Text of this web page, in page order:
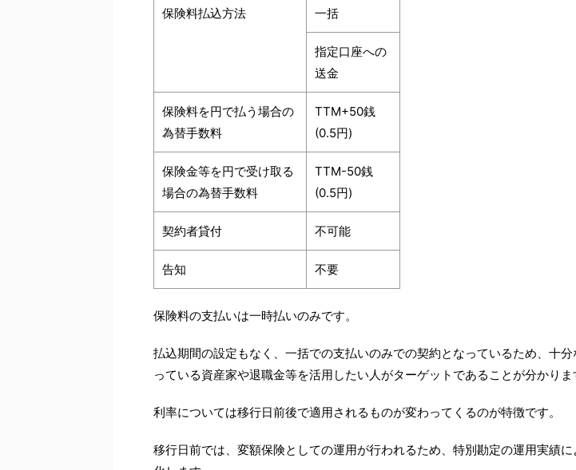
保険料払込方法 一括
指定口座への
送金
保険料を円で払う場合の
為替手数料
TTM+50銭
(0.5円)
保険金等を円で受け取る
場合の為替手数料
TTM-50銭
(0.5円)
契約者貸付 不可能
告知 不要
保険料の支払いは一時払いのみです。
払込期間の設定もなく、一括での支払いのみでの契約となっているため、十
っている資産家や退職金等を活用したい人がターゲットであることが分かりま
利率については移行日前後で適用されるものが変わってくるのが特徴です。
移行日前では、変額保険としての運用が行われるため、特別勘定の運用実績